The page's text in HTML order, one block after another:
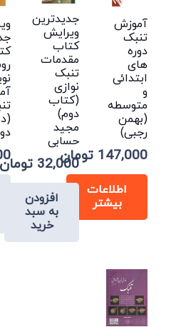
آموزش
تنبک
دوره
های
ابتدائی
و
متوسطه
(بهمن
رجبی)
147,000 تومان
اطلاعات
بیشتر
جدیدترین
ویرایش
کتاب
مقدمات
تنبک
نوازی
(کتاب
دوم)
مجید
حسابی
32,000
افزودن
به سبد
خرید